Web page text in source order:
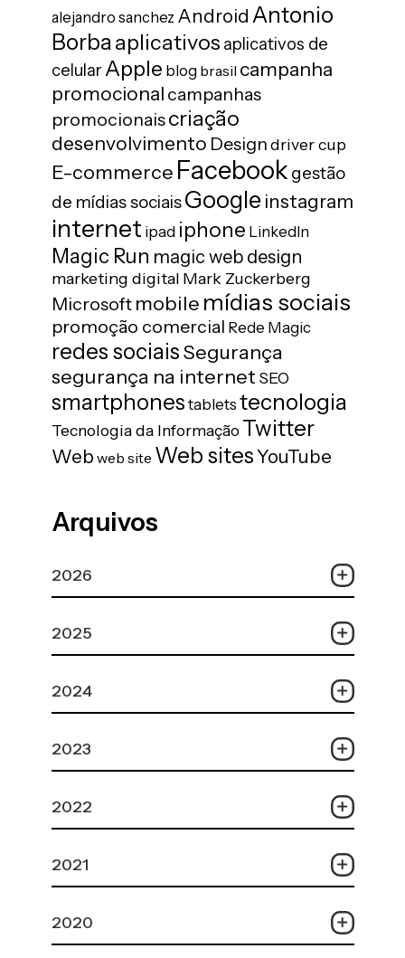
alejandro sanchez Android Antonio
Borbaaplicativos aplicativos de
celular Apple blog brasil campanha
promocional campanhas
promocionaiscriação
desenvolvimento Designdriver cup
E-commerce Facebookgestão
de mídias sociaisGoogle instagram
internet ipad iphone LinkedIn
Magic Run magic web design
marketing digital Mark Zuckerberg
Microsoft mobile mídias sociais
promoção comercial Rede Magic
redes sociaisSegurança
segurança na internet SEO
smartphones tablets tecnologia
Tecnologia da Informação Twitter
Web web site Web sitesYouTube
Arquivos
2026
2025
2024
2023
2022
2021
2020